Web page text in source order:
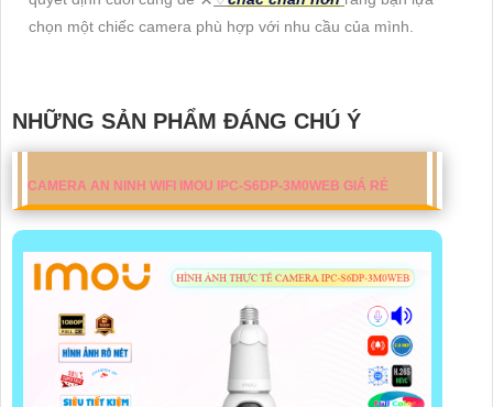
chọn một chiếc camera phù hợp với nhu cầu của mình.
NHỮNG SẢN PHẨM ĐÁNG CHÚ Ý
CAMERA AN NINH WIFI IMOU IPC-S6DP-3M0WEB GIÁ RẺ